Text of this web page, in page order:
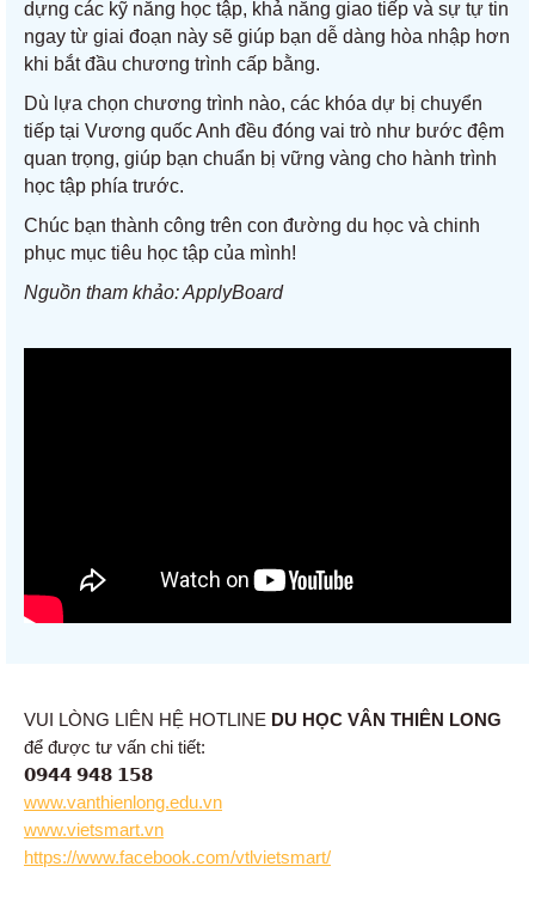
dựng các kỹ năng học tập, khả năng giao tiếp và sự tự tin
ngay từ giai đoạn này sẽ giúp bạn dễ dàng hòa nhập hơn
khi bắt đầu chương trình cấp bằng.
Dù lựa chọn chương trình nào, các khóa dự bị chuyển
tiếp tại Vương quốc Anh đều đóng vai trò như bước đệm
quan trọng, giúp bạn chuẩn bị vững vàng cho hành trình
học tập phía trước.
Chúc bạn thành công trên con đường du học và chinh
phục mục tiêu học tập của mình!
Nguồn tham khảo: ApplyBoard
VUI LÒNG LIÊN HỆ HOTLINE DU HỌC VÂN THIÊN LONG
để được tư vấn chi tiết:
𝟬𝟵𝟰𝟰 𝟵𝟰𝟴 𝟭𝟱𝟴
www.vanthienlong.edu.vn
www.vietsmart.vn
https://www.facebook.com/vtlvietsmart/